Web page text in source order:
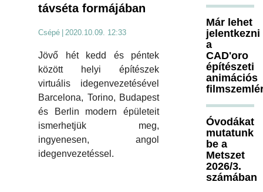
távséta formájában
Csépé 2020.10.09. 12:33
Jövő hét kedd és péntek
között helyi építészek
virtuális idegenvezetésével
Barcelona, Torino, Budapest
és Berlin modern épületeit
ismerhetjük meg,
ingyenesen, angol
idegenvezetéssel.
Már lehet
jelentkezni
a
CAD'oro
építészeti
animációs
Óvodákat
mutatunk
be a
Metszet
2026/3.
számában